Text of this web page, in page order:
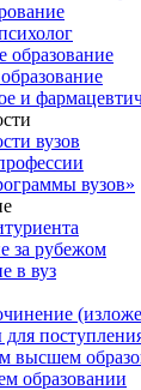
образование
и
вузов
вузов»
за рубежом
в вуз
высшем
образовании